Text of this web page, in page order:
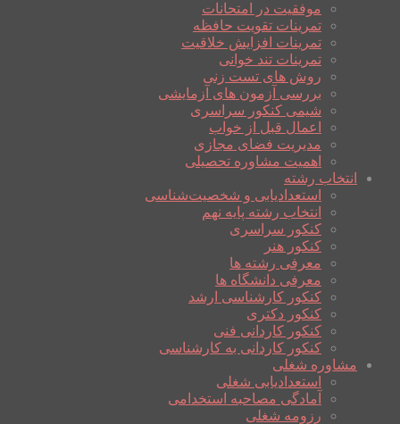
موفقیت در امتحانات
تمرینات تقویت حافظه
تمرینات افزایش خلاقیت
تمرینات تند خوانی
روش های تست زنی
بررسی آزمون های آزمایشی
شیمی کنکور سراسری
اعمال قبل از خواب
مدیریت فضای مجازی
اهمیت مشاوره تحصیلی
انتخاب رشته
استعدادیابی و شخصیت‌شناسی
انتخاب رشته پایه نهم
کنکور سراسری
کنکور هنر
معرفی رشته ها
معرفی دانشگاه ها
کنکور کارشناسی ارشد
کنکور دکتری
کنکور کاردانی فنی
کنکور کاردانی به کارشناسی
مشاوره شغلی
استعدادیابی شغلی
آمادگی مصاحبه استخدامی
رزومه شغلی